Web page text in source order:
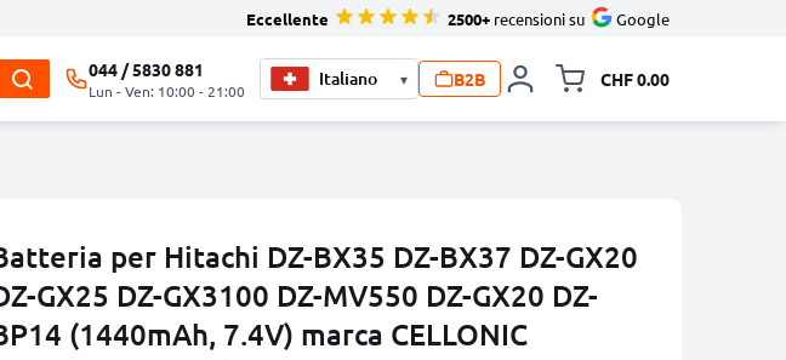
Eccellente 2500+ recensioni su Google
044 / 5830 881
Lun - Ven: 10:00 - 21:00
▾ B2B CHF 0.00
per Hitachi DZ-BX35 DZ-BX37 DZ-GX20
GX25 DZ-GX3100 DZ-MV550 DZ-GX20 DZ-
(1440mAh, 7.4V) marca CELLONIC